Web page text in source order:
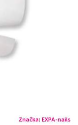
Značka: EXPA-nails